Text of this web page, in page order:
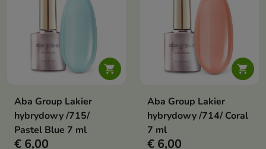

Aba Group Lakier
hybrydowy /715/
Pastel Blue 7 ml
€ 6,00

Aba Group Lakier
hybrydowy /714/ Coral
7 ml
€ 6,00